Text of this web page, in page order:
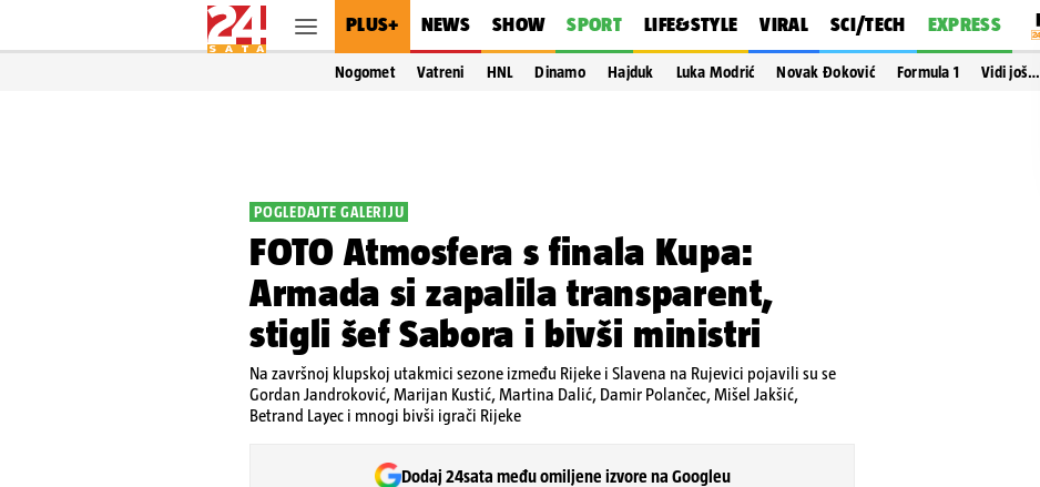
PLUS+ NEWS SHOW SPORT LIFE&STYLE VIRAL SCI/TECH EXPRESS
Nogomet Vatreni HNL Dinamo Hajduk Luka Modrić Novak Đoković Formula 1 Vidi još…
POGLEDAJTE GALERIJU
FOTO Atmosfera s finala Kupa:
Armada si zapalila transparent,
stigli šef Sabora i bivši ministri
Na završnoj klupskoj utakmici sezone između Rijeke i Slavena na Rujevici pojavili su se
Gordan Jandroković, Marijan Kustić, Martina Dalić, Damir Polančec, Mišel Jakšić,
Betrand Layec i mnogi bivši igrači Rijeke
Dodaj 24sata među omiljene izvore na Googleu